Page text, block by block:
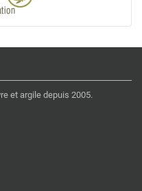
et argile depuis 2005.